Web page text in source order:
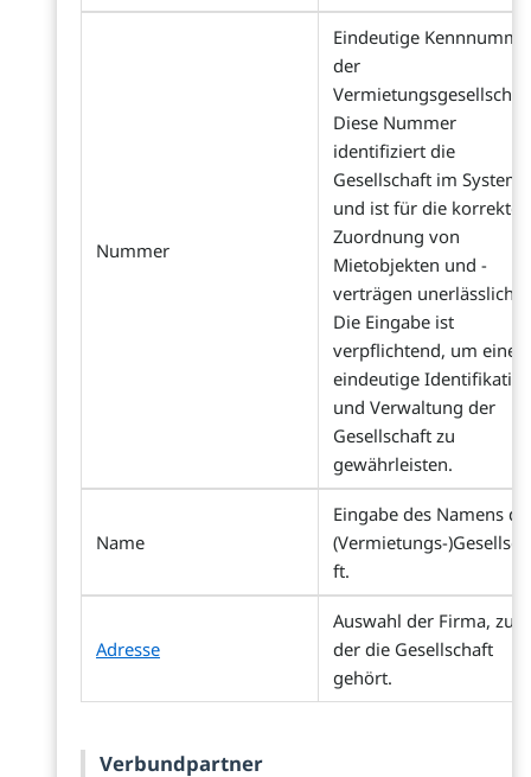
Nummer
Eindeutige
der
Diese Nummer
identifiziert die
Gesellschaft im System
und ist für die korrekte
Zuordnung von
Mietobjekten und -
verträgen unerlässlich.
Die Eingabe ist
verpflichtend, um eine
eindeutige
und Verwaltung der
Gesellschaft zu
gewährleisten.
Name
Eingabe des Namens
(Vermietungs-
ft.
Adresse
Auswahl der Firma, zu
der die Gesellschaft
gehört.
Verbundpartner